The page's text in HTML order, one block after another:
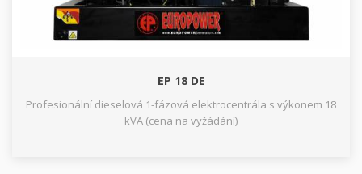
EP 18 DE
Profesionální dieselová 1-fázová elektrocentrála s výkonem 18
kVA (cena na vyžádání)